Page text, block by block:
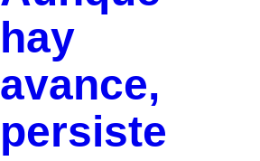
hay
avance,
persiste